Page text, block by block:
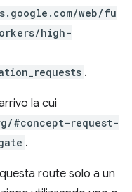
web/fu
high-
.
la cui
#concept-request-
.
route solo a un